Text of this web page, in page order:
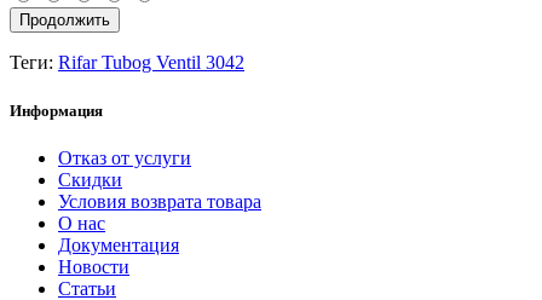
Продолжить
Теги: Rifar Tubog Ventil 3042
Информация
Отказ от услуги
Скидки
Условия возврата товара
О нас
Документация
Новости
Статьи